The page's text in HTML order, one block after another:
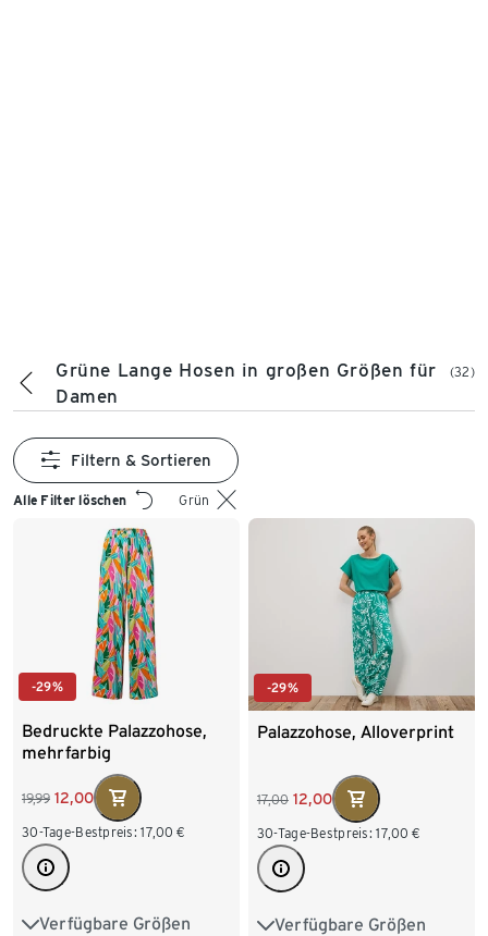
Grüne Lange Hosen in großen Größen für
Damen
(32)
Alle Filter löschen Grün
Filtern & Sortieren
-29%
Bedruckte Palazzohose,
mehrfarbig
19,99 12,00
30-Tage-Bestpreis: 17,00 €
Verfügbare Größen
S 36/38 M 40/42
-29%
Palazzohose, Alloverprint
17,00 12,00
30-Tage-Bestpreis: 17,00 €
Verfügbare Größen
S 36/38 M 40/42